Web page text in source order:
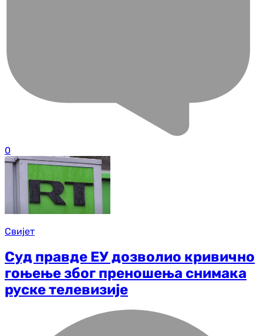
0
Свијет
Суд правде ЕУ дозволио кривично
гоњење због преношења снимака
руске телевизије